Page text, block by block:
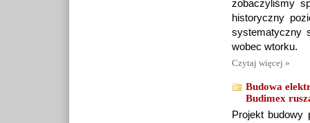
zobaczyliśmy
historyczny
systematyczny
wobec wtorku.
Czytaj więcej »
Budowa
Budimex
Projekt budowy